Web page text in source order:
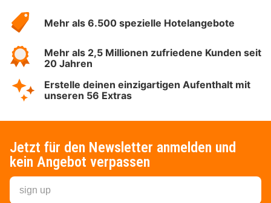
Hotelspecials
Mehr als 6.500 spezielle Hotelangebote
Mehr als 2,5 Millionen zufriedene Kunden seit
20 Jahren
Erstelle deinen einzigartigen Aufenthalt mit
unseren 56 Extras
Jetzt für den Newsletter anmelden und
kein Angebot verpassen